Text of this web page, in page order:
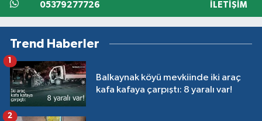
05379277726 İLETIŞIM
Trend Haberler
Balkaynak köyü mevkiinde iki araç
kafa kafaya çarpıştı: 8 yaralı var!
1
2